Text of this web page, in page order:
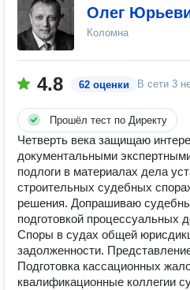
Олег
Коломна
4.8 62 оценки В сети 3
Прошёл тест по Директу
Четверть века защищаю
документальными
подлоги в материалах дела
строительных судебных
решения. Допрашиваю
подготовкой процессуальных
Споры в судах общей
задолженности.
Подготовка кассационных
квалификационные коллегии